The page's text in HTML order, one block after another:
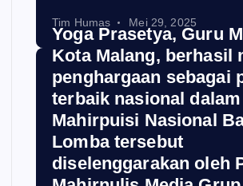
Tim Humas Mei 29, 2025
Yoga Prasetya, Guru
Kota Malang, berhasil
penghargaan sebagai
terbaik nasional
Mahirpuisi Nasional
Lomba tersebut
diselenggarakan oleh